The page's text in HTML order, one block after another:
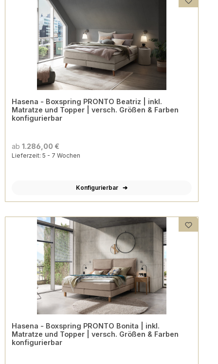
Hasena - Boxspring PRONTO Beatriz | inkl.
Matratze und Topper | versch. Größen & Farben
konfigurierbar
ab 1.286,00 €
Lieferzeit: 5 - 7 Wochen
Konfigurierbar
Hasena - Boxspring PRONTO Bonita | inkl.
Matratze und Topper | versch. Größen & Farben
konfigurierbar